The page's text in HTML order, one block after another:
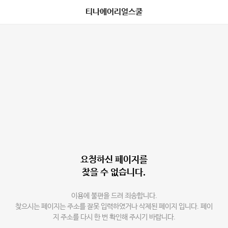
티나에어리얼스쿨
요청하신 페이지를
찾을 수 없습니다.
이용에 불편을 드려 죄송합니다.
찾으시는 페이지는 주소를 잘못 입력하였거나 삭제된 페이지 입니다. 페이
지 주소를 다시 한 번 확인해 주시기 바랍니다.